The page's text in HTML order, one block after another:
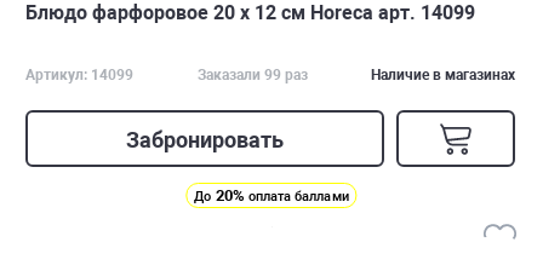
Блюдо фарфоровое 20 х 12 см Horeca арт. 14099
Артикул: 14099 Заказали 99 раз Наличие в магазинах
Забронировать
До 20% оплата баллами